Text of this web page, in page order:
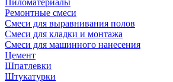
Пиломатериалы
Ремонтные смеси
Смеси для выравнивания полов
Смеси для кладки и монтажа
Смеси для машинного нанесения
Цемент
Шпатлевки
Штукатурки